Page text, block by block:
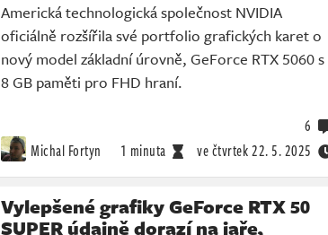
Americká technologická společnost NVIDIA
oficiálně rozšířila své portfolio grafických karet o
nový model základní úrovně, GeForce RTX 5060 s
8 GB paměti pro FHD hraní.
Michal Fortyn 1 minuta ve čtvrtek22. 5. 2025
6
Vylepšené grafiky GeForce RTX 50
SUPER údajně dorazí na jaře,